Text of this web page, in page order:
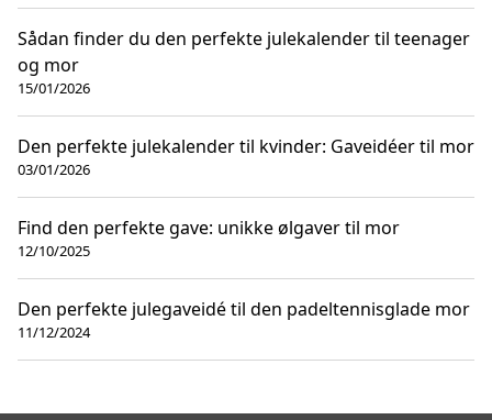
Sådan finder du den perfekte julekalender til teenager
og mor
15/01/2026
Den perfekte julekalender til kvinder: Gaveidéer til mor
03/01/2026
Find den perfekte gave: unikke ølgaver til mor
12/10/2025
Den perfekte julegaveidé til den padeltennisglade mor
11/12/2024